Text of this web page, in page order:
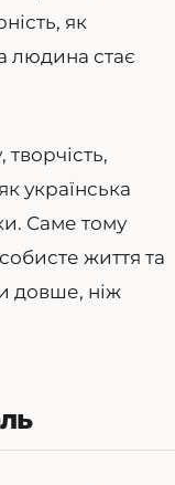
як
людина стає
творчість,
українська
Саме тому
життя та
довше, ніж